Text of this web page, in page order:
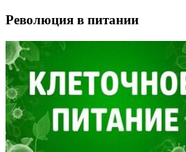
Революция в питании